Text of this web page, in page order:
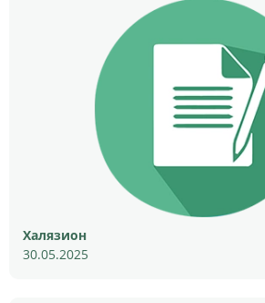
Халязион
30.05.2025